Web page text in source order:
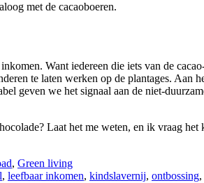
met de cacaoboeren.
Want iedereen die iets van de
te laten werken op de plantages.
geven we het signaal aan de niet-
Laat het me weten, en ik vraag
, Green living
, leefbaar inkomen, kindslavernij, ontbossing,